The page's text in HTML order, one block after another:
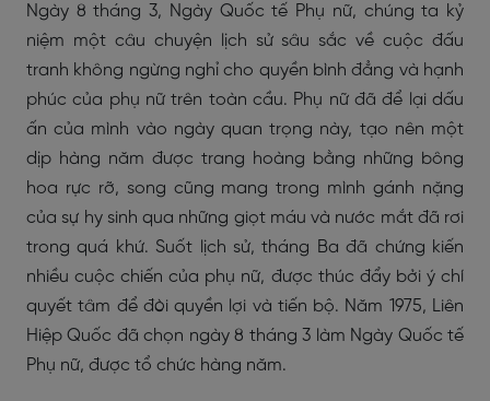
Ngày 8 tháng 3, Ngày Quốc tế Phụ nữ, chúng ta kỷ
niệm một câu chuyện lịch sử sâu sắc về cuộc đấu
tranh không ngừng nghỉ cho quyền bình đẳng và hạnh
phúc của phụ nữ trên toàn cầu. Phụ nữ đã để lại dấu
ấn của mình vào ngày quan trọng này, tạo nên một
dịp hàng năm được trang hoàng bằng những bông
hoa rực rỡ, song cũng mang trong mình gánh nặng
của sự hy sinh qua những giọt máu và nước mắt đã rơi
trong quá khứ. Suốt lịch sử, tháng Ba đã chứng kiến
nhiều cuộc chiến của phụ nữ, được thúc đẩy bởi ý chí
quyết tâm để đòi quyền lợi và tiến bộ. Năm 1975, Liên
Hiệp Quốc đã chọn ngày 8 tháng 3 làm Ngày Quốc tế
Phụ nữ, được tổ chức hàng năm.